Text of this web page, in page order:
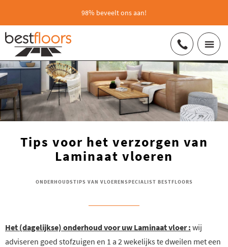
98% beveelt ons aan!
Tips voor het verzorgen van
Laminaat vloeren
ONDERHOUDSTIPS VAN VLOERENSPECIALIST BESTFLOORS
Het (dagelijkse) onderhoud voor uw Laminaat vloer : wij
adviseren goed stofzuigen en 1 a 2 wekelijks te dweilen met een